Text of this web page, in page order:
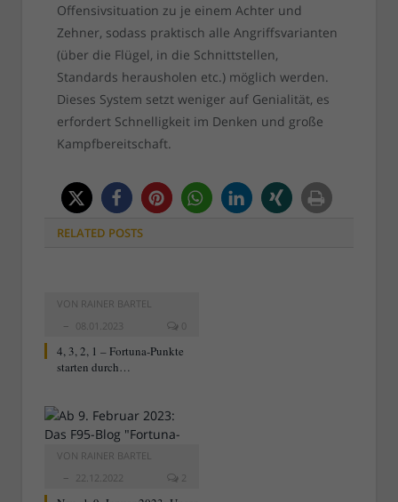
Offensivsituation zu je einem Achter und
Zehner, sodass praktisch alle Angriffsvarianten
(über die Flügel, in die Schnittstellen,
Standards herausholen etc.) möglich werden.
Dieses System setzt weniger auf Genialität, es
erfordert Schnelligkeit im Denken und große
Kampfbereitschaft.
RELATED POSTS
VON RAINER BARTEL
08.01.2023
0
4, 3, 2, 1 – Fortuna-Punkte
starten durch…
VON RAINER BARTEL
22.12.2022
2